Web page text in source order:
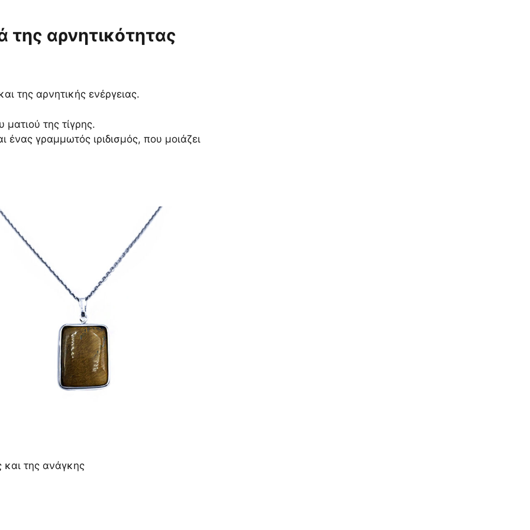
της αρνητικότητας
της αρνητικής ενέργειας.
της τίγρης.
ένας γραμμωτός ιριδισμός, που μοιάζει
και της ανάγκης